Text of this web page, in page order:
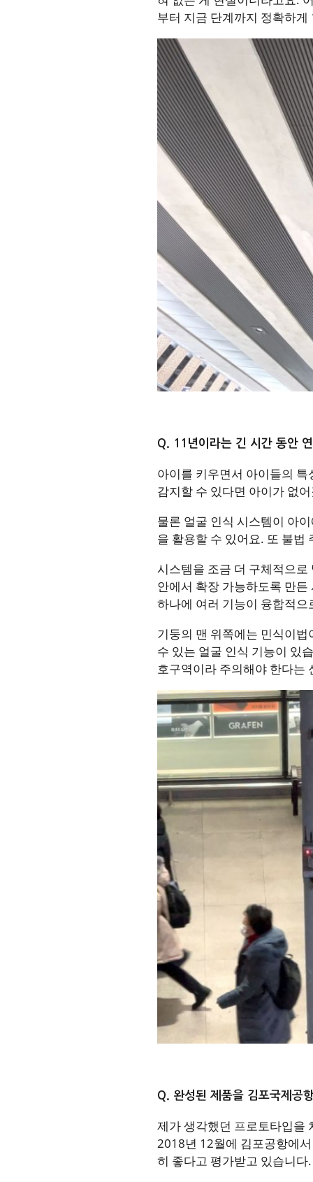
부터 지금 단계까지 정확하
Q. 11년이라는 긴 시간 동안
아이를 키우면서 아이들의
감지할 수 있다면 아이가 없
물론 얼굴 인식 시스템이 아
을 활용할 수 있어요. 또 불법
시스템을 조금 더 구체적으
안에서 확장 가능하도록 만
하나에 여러 기능이 융합적
기둥의 맨 위쪽에는 민식이
수 있는 얼굴 인식 기능이 있
호구역이라 주의해야 한다는
Q. 완성된 제품을 김포국제공
제가 생각했던 프로토타입을
2018년 12월에 김포공항에
히 좋다고 평가받고 있습니다.